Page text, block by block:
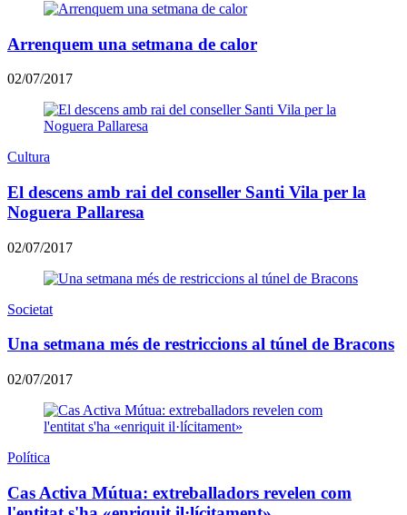
Arrenquem una setmana de calor
02/07/2017
Cultura
El descens amb rai del conseller Santi Vila per la
Noguera Pallaresa
02/07/2017
Societat
Una setmana més de restriccions al túnel de Bracons
02/07/2017
Política
Cas Activa Mútua: extreballadors revelen com